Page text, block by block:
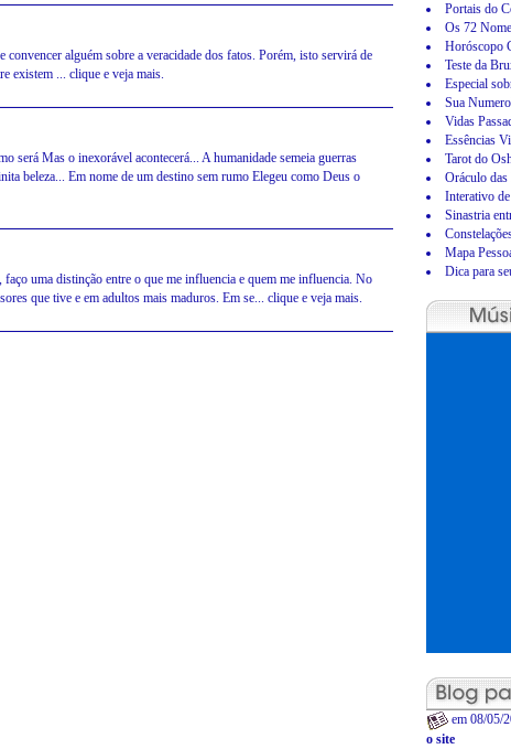
alguém sobre a veracidade dos fatos. Porém, isto servirá de
existem ... clique e veja mais.
será Mas o inexorável acontecerá... A humanidade semeia guerras
beleza... Em nome de um destino sem rumo Elegeu como Deus o
uma distinção entre o que me influencia e quem me influencia. No
que tive e em adultos mais maduros. Em se... clique e veja mais.
Portais do
Os 72
Horóscopo
Teste da
Especial
Sua
Vidas
Essências
Tarot do
Oráculo
Interativo
Sinastria
Mapa
Dica para
em 08/05/
o site